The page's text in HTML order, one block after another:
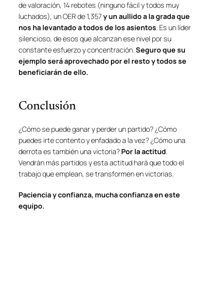
de valoración, 14 rebotes (ninguno fácil y todos muy
luchados), un OER de 1,357y un aullido a la grada que
nos ha levantado a todos de los asientos. Es un líder
silencioso, de esos que alcanzan ese nivel por su
constante esfuerzo y concentración.Seguro que su
ejemplo será aprovechado por el resto y todos se
beneficiarán de ello.
Conclusión
¿Cómo se puede ganar y perder un partido? ¿Cómo
puedes irte contento y enfadado a la vez? ¿Cómo una
derrota es también una victoria? Por la actitud.
Vendrán más partidos y esta actitud hará que todo el
trabajo que emplean, se transformen en victorias.
Paciencia y confianza, mucha confianza en este
equipo.